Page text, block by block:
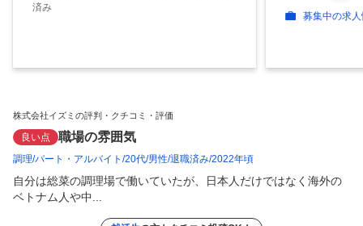
済み
募集中の求
株式会社イズミの評判・クチコミ・評価
良い点 職場の雰囲気
調理 パート・アルバイト 20代 男性 退職済み 2022年頃
自分は総菜の調理場で働いていたが、日本人だけではなく海外の
ベトナム人や中...